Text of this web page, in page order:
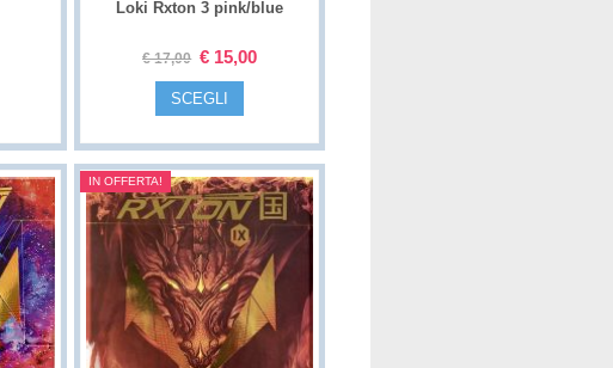
Loki Rxton 3 pink/blue
€17,00 € 15,00
SCEGLI
IN OFFERTA!